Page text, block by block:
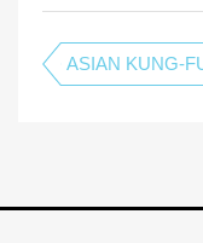
ASIAN KUNG-